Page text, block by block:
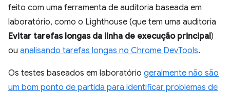
feito com uma ferramenta de auditoria baseada em
laboratório, como o Lighthouse (que tem uma auditoria
Evitar tarefas longas da linha de execução principal)
ou analisando tarefas longas no Chrome DevTools.
Os testes baseados em laboratório geralmente não são
um bom ponto de partida para identificar problemas de